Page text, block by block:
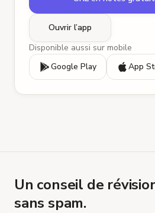
Ouvrir l’app
Disponible aussi sur mobile
Google Play
App
Un conseil de
sans spam.